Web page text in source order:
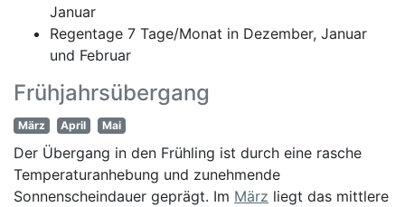
Januar
Regentage 7 Tage/Monat in Dezember, Januar
und Februar
Frühjahrsübergang
März April Mai
Der Übergang in den Frühling ist durch eine rasche
Temperaturanhebung und zunehmende
Sonnenscheindauer geprägt. Im März liegt das mittlere